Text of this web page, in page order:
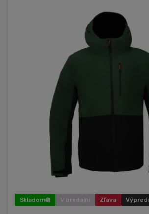
Skladom V predajni Zľava